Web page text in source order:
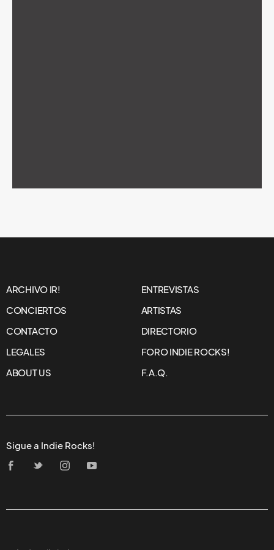
ARCHIVO IR!
ENTREVISTAS
CONCIERTOS
ARTISTAS
CONTACTO
DIRECTORIO
LEGALES
FORO INDIE ROCKS!
ABOUT US
F.A.Q.
Sigue a Indie Rocks!